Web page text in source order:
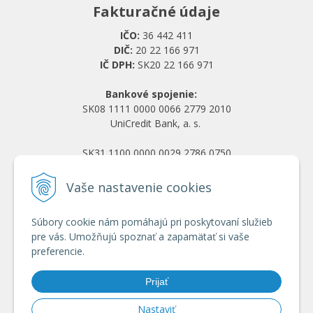
Vaše nastavenie cookies
Súbory cookie nám pomáhajú pri poskytovaní služieb
pre vás. Umožňujú spoznať a zapamätať si vaše
preferencie.
Prijať
Nastaviť
Fakturačné údaje
IČO: 36 442 411
DIČ: 20 22 166 971
IČ DPH: SK20 22 166 971
Bankové spojenie:
SK08 1111 0000 0066 2779 2010
UniCredit Bank, a. s.
SK31 1100 0000 0029 2786 0750
Obchodné podmienky
Ochrana osobných údajov
Doprava a platba
Registrácia veľkoobchod